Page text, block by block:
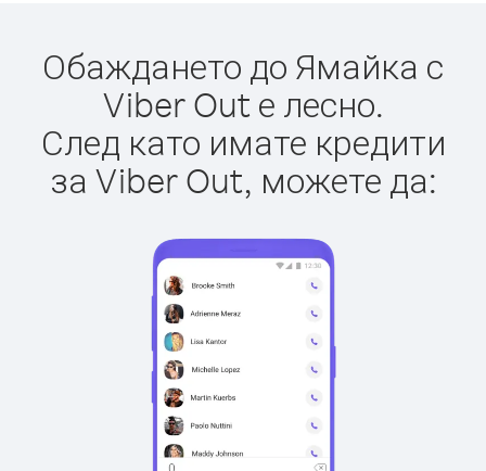
Обаждането до Ямайка с
Viber Out е лесно.
След като имате кредити
за Viber Out, можете да: